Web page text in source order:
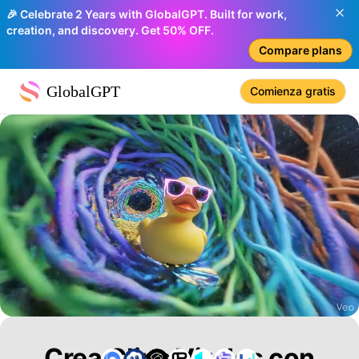
🎉 Celebrate 2 Years with GlobalGPT. Built for work,
creation, and discovery. Get 50% OFF.
Compare plans
GlobalGPT Comienza gratis